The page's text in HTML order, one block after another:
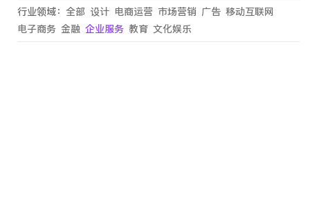
行业领域： 全部 设计 电商运营 市场营销 广告 移动互联网
电子商务 金融 企业服务 教育 文化娱乐